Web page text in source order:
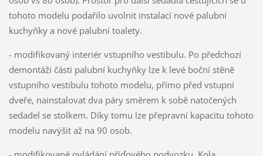
tohoto modelu podařilo uvolnit instalací nové palubní
kuchyňky a nové palubní toalety.
- modifikovaný interiér vstupního vestibulu. Po předchozí
demontáži části palubní kuchyňky lze k levé boční stěně
vstupního vestibulu tohoto modelu, přímo před vstupní
dveře, nainstalovat dva páry směrem k sobě natočených
sedadel se stolkem. Díky tomu lze přepravní kapacitu tohoto
modelu navýšit až na 90 osob.